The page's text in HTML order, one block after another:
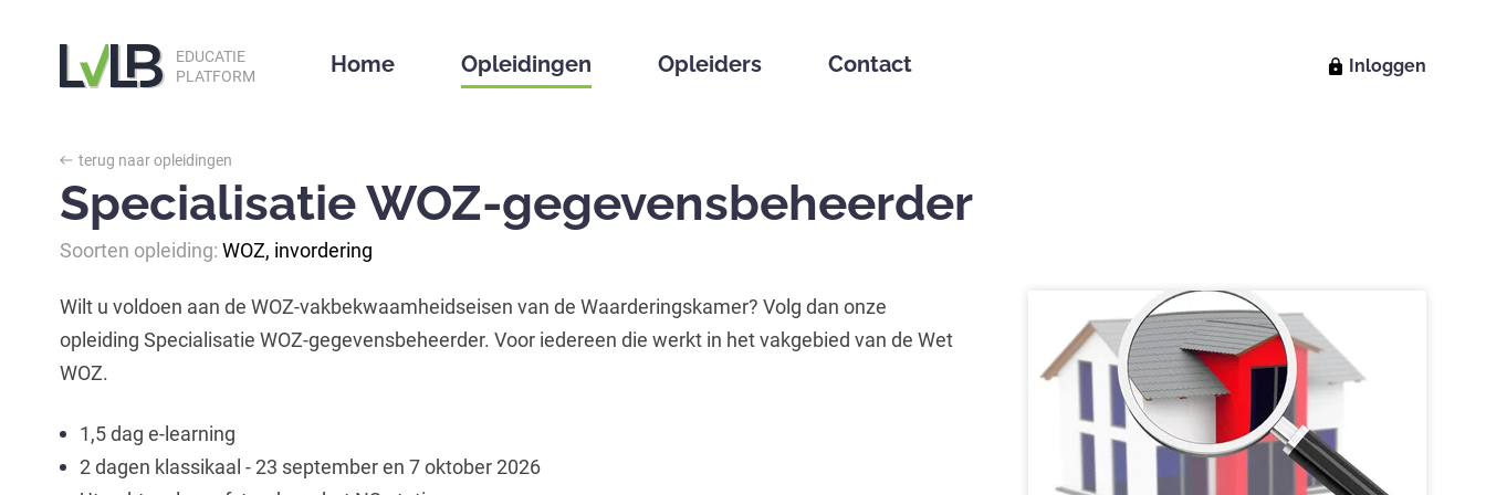
EDUCATIE
PLATFORM
Home Opleidingen Opleiders Contact Inloggen
terug naar opleidingen
Specialisatie WOZ-gegevensbeheerder
Soorten opleiding: WOZ, invordering
Wilt u voldoen aan de WOZ-vakbekwaamheidseisen van de Waarderingskamer? Volg dan onze
opleiding Specialisatie WOZ-gegevensbeheerder. Voor iedereen die werkt in het vakgebied van de Wet
WOZ.
1,5 dag e-learning
2 dagen klassikaal - 23 september en 7 oktober 2026